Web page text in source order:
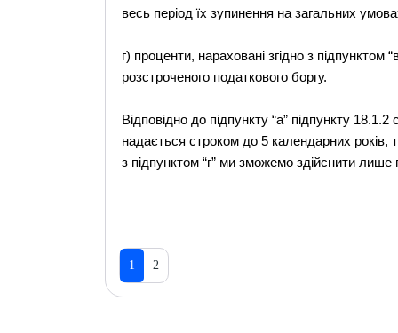
весь період їх зупинення на загальних
г) проценти, нараховані згідно з
розстроченого податкового боргу.
Відповідно до підпункту “а” підпункту
надається строком до 5 календарних років,
з підпунктом “г” ми зможемо здійснити лише
1 2